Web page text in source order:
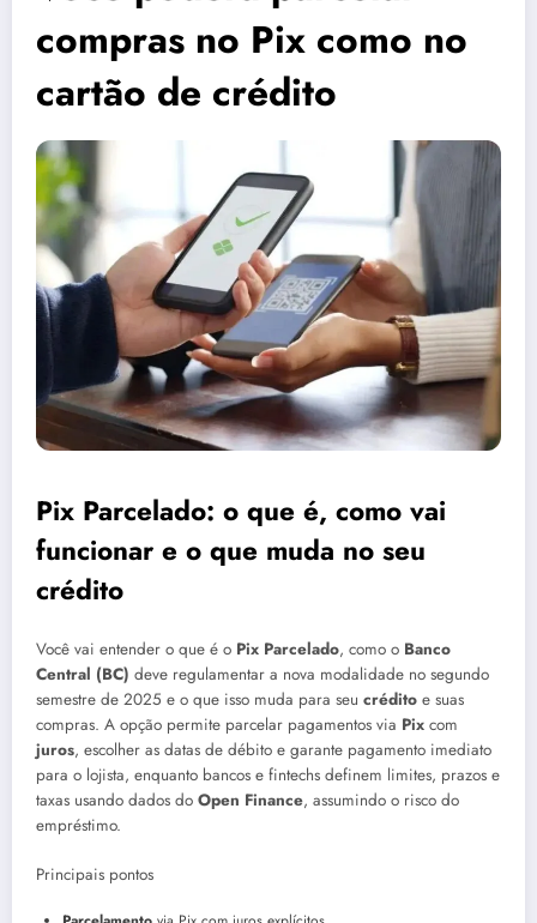
compras no Pix como no
cartão de crédito
Pix Parcelado: o que é, como vai
funcionar e o que muda no seu
crédito
Você vai entender o que é o Pix Parcelado, como o Banco
Central (BC) deve regulamentar a nova modalidade no segundo
semestre de 2025 e o que isso muda para seu crédito e suas
compras. A opção permite parcelar pagamentos via Pix com
juros, escolher as datas de débito e garante pagamento imediato
para o lojista, enquanto bancos e fintechs definem limites, prazos e
taxas usando dados do Open Finance, assumindo o risco do
empréstimo.
Principais pontos